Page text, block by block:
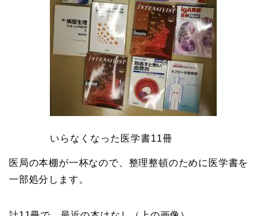
いらなくなった医学書11冊
医局の本棚が一杯なので、整理整頓のために医学書を
一部処分します。